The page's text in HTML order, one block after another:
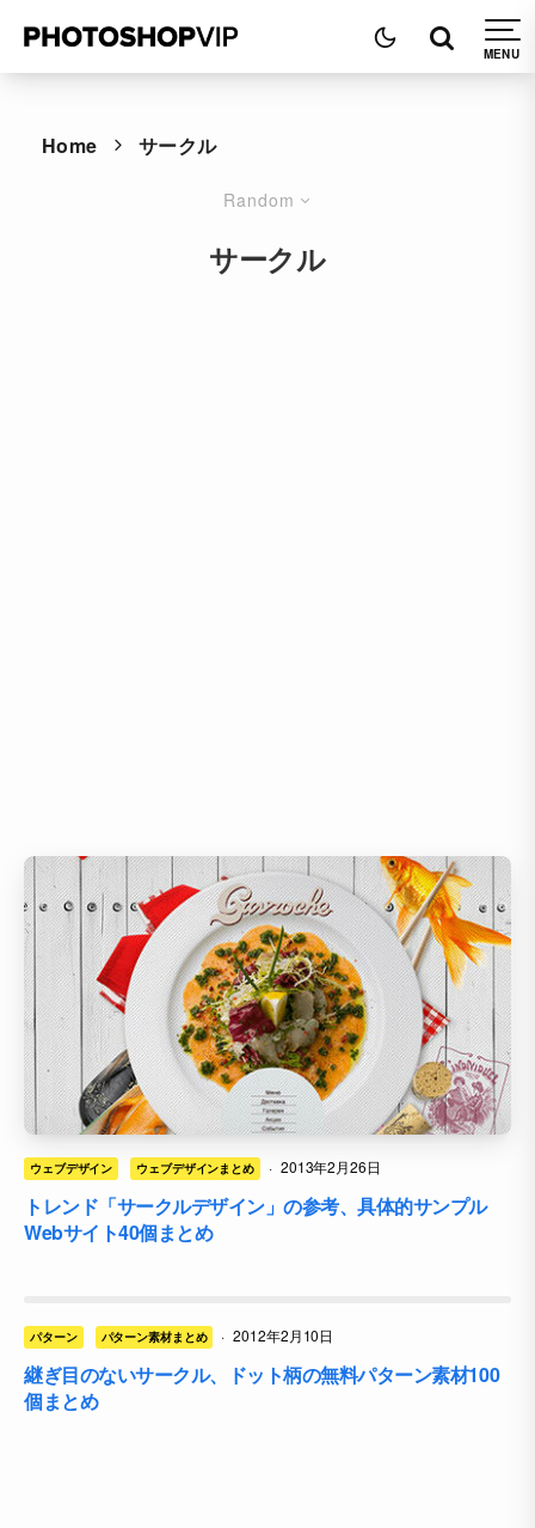
Home サークル
Random
サークル
ウェブデザイン ウェブデザインまとめ · 2013年2月26日
トレンド「サークルデザイン」の参考、具体的サンプル
Webサイト40個まとめ
パターン パターン素材まとめ · 2012年2月10日
継ぎ目のないサークル、ドット柄の無料パターン素材100
個まとめ